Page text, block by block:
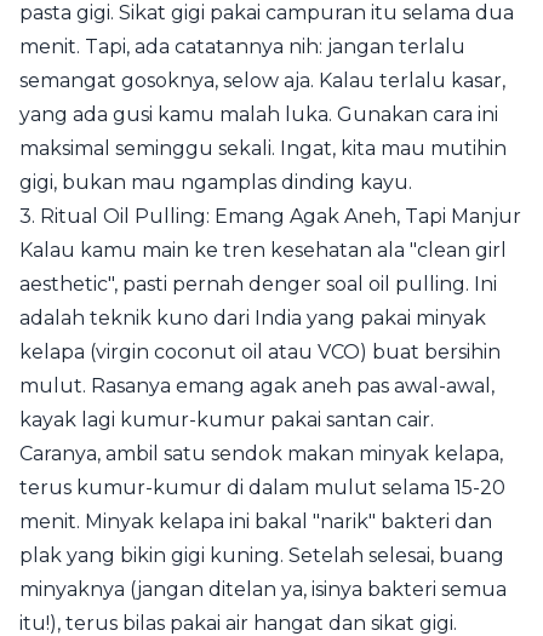
pasta gigi. Sikat gigi pakai campuran itu selama dua
menit. Tapi, ada catatannya nih: jangan terlalu
semangat gosoknya, selow aja. Kalau terlalu kasar,
yang ada gusi kamu malah luka. Gunakan cara ini
maksimal seminggu sekali. Ingat, kita mau mutihin
gigi, bukan mau ngamplas dinding kayu.
3. Ritual Oil Pulling: Emang Agak Aneh, Tapi Manjur
Kalau kamu main ke tren kesehatan ala "clean girl
aesthetic", pasti pernah denger soal oil pulling. Ini
adalah teknik kuno dari India yang pakai minyak
kelapa (virgin coconut oil atau VCO) buat bersihin
mulut. Rasanya emang agak aneh pas awal-awal,
kayak lagi kumur-kumur pakai santan cair.
Caranya, ambil satu sendok makan minyak kelapa,
terus kumur-kumur di dalam mulut selama 15-20
menit. Minyak kelapa ini bakal "narik" bakteri dan
plak yang bikin gigi kuning. Setelah selesai, buang
minyaknya (jangan ditelan ya, isinya bakteri semua
itu!), terus bilas pakai air hangat dan sikat gigi.